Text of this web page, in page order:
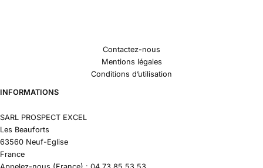
Contactez-nous
Mentions légales
Conditions d’utilisation
INFORMATIONS
SARL PROSPECT EXCEL
Les Beauforts
63560 Neuf-Eglise
France